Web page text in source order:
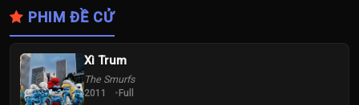
PHIM ĐỀ CỬ
Xì Trum
The Smurfs
2011 Full